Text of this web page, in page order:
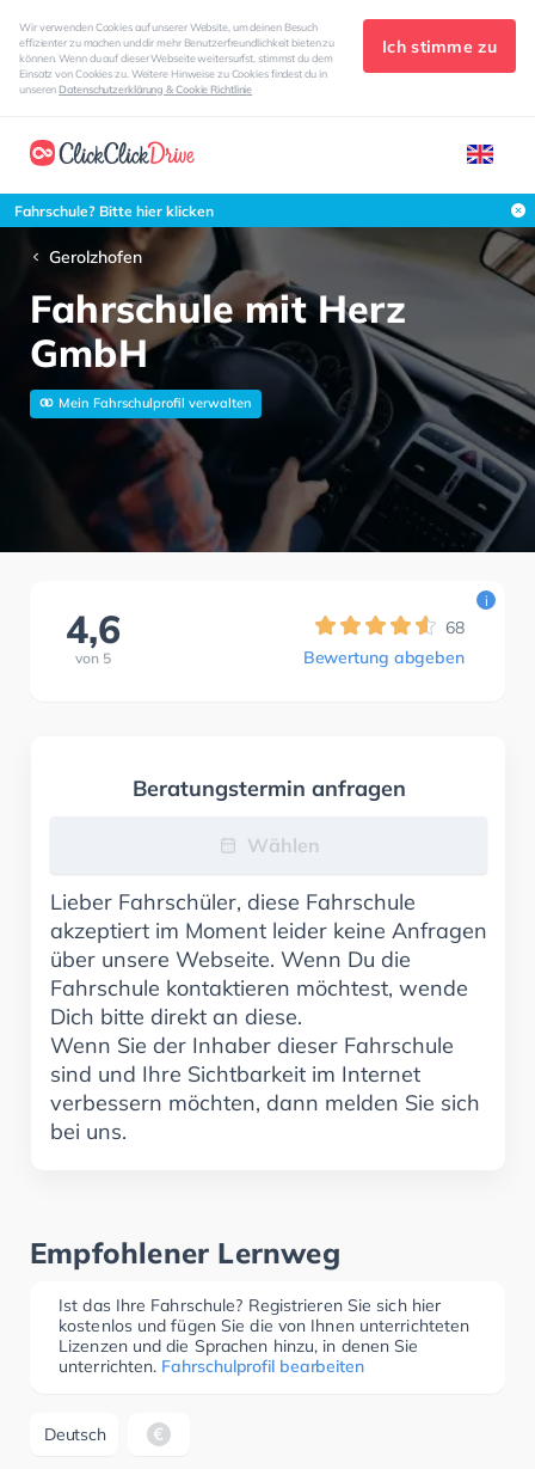
Wir verwenden Cookies auf unserer Website, um deinen Besuch
effizienter zu machen und dir mehr Benutzerfreundlichkeit bieten zu
können. Wenn du auf dieser Webseite weitersurfst, stimmst du dem
Einsatz von Cookies zu. Weitere Hinweise zu Cookies findest du in
unserenDatenschutzerklärung & Cookie Richtlinie
Ich stimme zu
Fahrschule? Bitte hier klicken
Gerolzhofen
Fahrschule mit Herz
GmbH
Mein Fahrschulprofil verwalten
4,6
von 5
68
Bewertung abgeben
i
Beratungstermin anfragen
Wählen
Lieber Fahrschüler, diese Fahrschule
akzeptiert im Moment leider keine Anfragen
über unsere Webseite. Wenn Du die
Fahrschule kontaktieren möchtest, wende
Dich bitte direkt an diese.
Wenn Sie der Inhaber dieser Fahrschule
sind und Ihre Sichtbarkeit im Internet
verbessern möchten, dann melden Sie sich
bei uns.
Empfohlener Lernweg
Ist das Ihre Fahrschule? Registrieren Sie sich hier
kostenlos und fügen Sie die von Ihnen unterrichteten
Lizenzen und die Sprachen hinzu, in denen Sie
unterrichten. Fahrschulprofil bearbeiten
Deutsch